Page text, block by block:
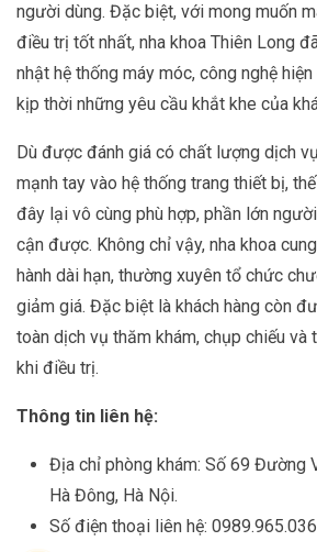
người dùng. Đặc biệt, với mong muốn
điều trị tốt nhất, nha khoa Thiên Long
nhật hệ thống máy móc, công nghệ
kịp thời những yêu cầu khắt khe của
Dù được đánh giá có chất lượng dịch
mạnh tay vào hệ thống trang thiết bị,
đây lại vô cùng phù hợp, phần lớn
cận được. Không chỉ vậy, nha khoa
hành dài hạn, thường xuyên tổ chức
giảm giá. Đặc biệt là khách hàng còn
toàn dịch vụ thăm khám, chụp chiếu
khi điều trị.
Thông tin liên hệ:
Địa chỉ phòng khám: Số 69 Đường
Hà Đông, Hà Nội.
Số điện thoại liên hệ: